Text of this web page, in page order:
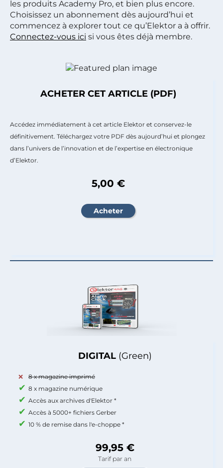
les produits Academy Pro, et bien plus encore.
Choisissez un abonnement dès aujourd’hui et
commencez à explorer tout ce qu’Elektor a à offrir.
Connectez-vous ici si vous êtes déjà membre.
DIGITAL (Green)
8 x magazine imprimé
8 x magazine numérique
Accès aux archives d'Elektor *
Accès à 5000+ fichiers Gerber
10 % de remise dans l'e-choppe *
99,95 €
Tarif par an
ACHETER CET ARTICLE (PDF)
Accédez immédiatement à cet article Elektor et conservez-le
définitivement. Téléchargez votre PDF dès aujourd’hui et plongez
dans l’univers de l’innovation et de l’expertise en électronique
d’Elektor.
5,00 €